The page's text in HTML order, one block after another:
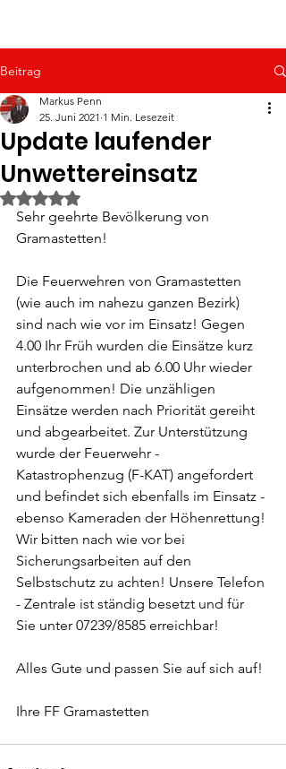
Beitrag
Update laufender
Unwettereinsatz
Markus Penn
25. Juni 2021 1 Min. Lesezeit
Mit NaN von 5 Sternen bewertet.
Sehr geehrte Bevölkerung von
Gramastetten!
Die Feuerwehren von Gramastetten
(wie auch im nahezu ganzen Bezirk)
sind nach wie vor im Einsatz! Gegen
4.00 Ihr Früh wurden die Einsätze kurz
unterbrochen und ab 6.00 Uhr wieder
aufgenommen! Die unzähligen
Einsätze werden nach Priorität gereiht
und abgearbeitet. Zur Unterstützung
wurde der Feuerwehr -
Katastrophenzug (F-KAT) angefordert
und befindet sich ebenfalls im Einsatz -
ebenso Kameraden der Höhenrettung!
Wir bitten nach wie vor bei
Sicherungsarbeiten auf den
Selbstschutz zu achten! Unsere Telefon
- Zentrale ist ständig besetzt und für
Sie unter 07239/8585 erreichbar!
Alles Gute und passen Sie auf sich auf!
Ihre FF Gramastetten